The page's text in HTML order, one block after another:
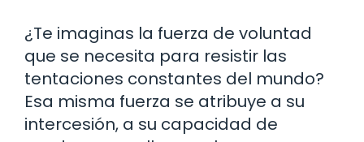
¿Te imaginas la fuerza de voluntad
que se necesita para resistir las
tentaciones constantes del mundo?
Esa misma fuerza se atribuye a su
intercesión, a su capacidad de